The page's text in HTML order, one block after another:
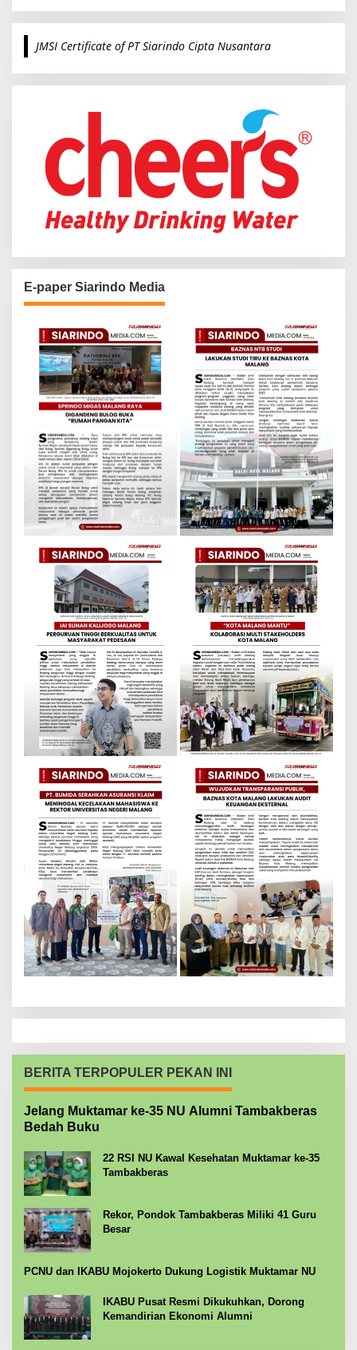
r
c
o
JMSI Certificate of PT Siarindo Cipta Nusantara
E-paper Siarindo Media
BERITA TERPOPULER PEKAN INI
Jelang Muktamar ke-35 NU Alumni Tambakberas
Bedah Buku
22 RSI NU Kawal Kesehatan Muktamar ke-35
Tambakberas
Rekor, Pondok Tambakberas Miliki 41 Guru
Besar
PCNU dan IKABU Mojokerto Dukung Logistik Muktamar NU
IKABU Pusat Resmi Dikukuhkan, Dorong
Kemandirian Ekonomi Alumni